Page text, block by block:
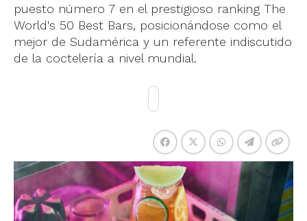
puesto número 7 en el prestigioso ranking The
World's 50 Best Bars, posicionándose como el
mejor de Sudamérica y un referente indiscutido
de la coctelería a nivel mundial.